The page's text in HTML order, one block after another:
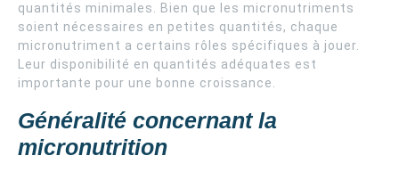
quantités minimales. Bien que les micronutriments
soient nécessaires en petites quantités, chaque
micronutriment a certains rôles spécifiques à jouer.
Leur disponibilité en quantités adéquates est
importante pour une bonne croissance.
Généralité concernant la
micronutrition